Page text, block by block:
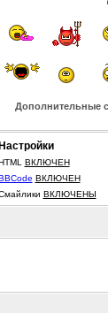
Дополнительные
Настройки
ВКЛЮЧЕН
ВКЛЮЧЕН
ВКЛЮЧЕНЫ